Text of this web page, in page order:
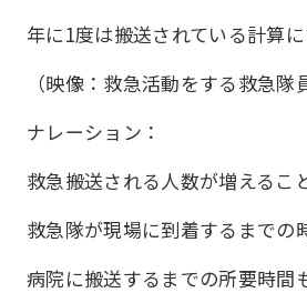
年に1度は搬送されている計算
（映像：救急活動をする救急隊
ナレーション：
救急搬送される人数が増えるこ
救急隊が現場に到着するまでの
病院に搬送するまでの所要時間